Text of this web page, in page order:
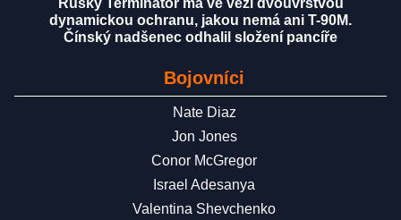
Ruský Terminátor má ve věži dvouvrstvou
dynamickou ochranu, jakou nemá ani T-90M.
Čínský nadšenec odhalil složení pancíře
Bojovníci
Nate Diaz
Jon Jones
Conor McGregor
Israel Adesanya
Valentina Shevchenko